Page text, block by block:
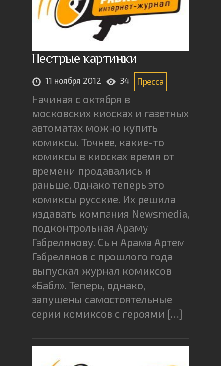
Пестрые картинки
11 ноября 2012 34 Пресса
Начиная с октября в
московских киосках и газетных
автоматах можно купить
комиксы. Точнее, какие-то
комиксы в киосках время от
времени продавались и
раньше. Однако теперь это
комиксы русские. Их решила
издавать компания Newsmedia,
подконтрольная Араму
Габрелянову. Сын Арама Артем
Габрелянов с прошлого года
выпускал журнал комиксов
«Бабл». Теперь, однако,
запущены самостоятельные
серии комиксов с героями […]